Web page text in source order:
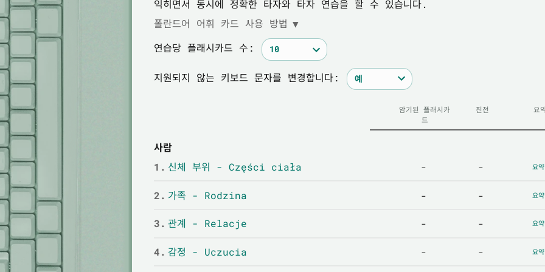
익히면서 동시에 정확한 타자와 타자 연습을 할 수 있습니다.
폴란드어 어휘 카드 사용 방법 ▼
연습당 플래시카드 수:
지원되지 않는 키보드 문자를 변경합니다:
암기된 플래시카
드
진전 요
사람
1. 신체 부위 - Części ciała - - 요약
2. 가족 - Rodzina - - 요약
3. 관계 - Relacje - - 요약
4. 감정 - Uczucia - - 요약